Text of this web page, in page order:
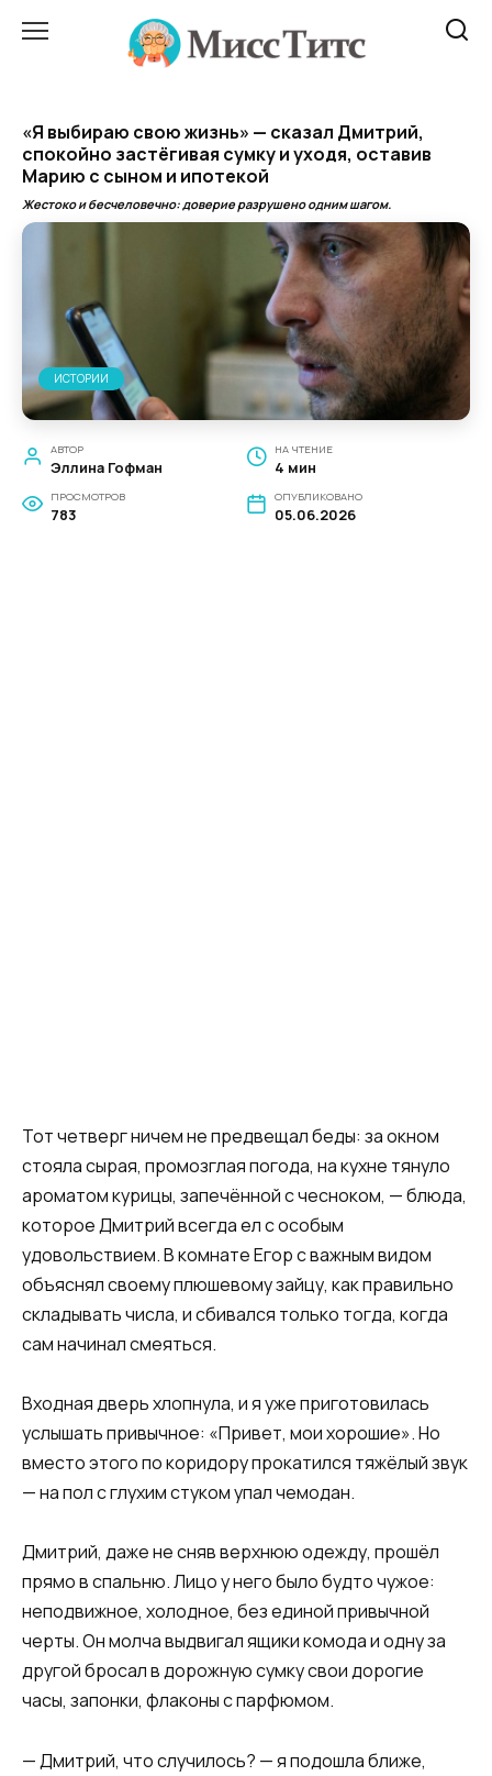
«Я выбираю свою жизнь» — сказал Дмитрий,
спокойно застёгивая сумку и уходя, оставив
Марию с сыном и ипотекой
Жестоко и бесчеловечно: доверие разрушено одним шагом.
ИСТОРИИ
АВТОР
Эллина Гофман
НА ЧТЕНИЕ
4 мин
ПРОСМОТРОВ
783
ОПУБЛИКОВАНО
05.06.2026
Тот четверг ничем не предвещал беды: за окном
стояла сырая, промозглая погода, на кухне тянуло
ароматом курицы, запечённой с чесноком, — блюда,
которое Дмитрий всегда ел с особым
удовольствием. В комнате Егор с важным видом
объяснял своему плюшевому зайцу, как правильно
складывать числа, и сбивался только тогда, когда
сам начинал смеяться.
Входная дверь хлопнула, и я уже приготовилась
услышать привычное: «Привет, мои хорошие». Но
вместо этого по коридору прокатился тяжёлый звук
— на пол с глухим стуком упал чемодан.
Дмитрий, даже не сняв верхнюю одежду, прошёл
прямо в спальню. Лицо у него было будто чужое:
неподвижное, холодное, без единой привычной
черты. Он молча выдвигал ящики комода и одну за
другой бросал в дорожную сумку свои дорогие
часы, запонки, флаконы с парфюмом.
— Дмитрий, что случилось? — я подошла ближе,